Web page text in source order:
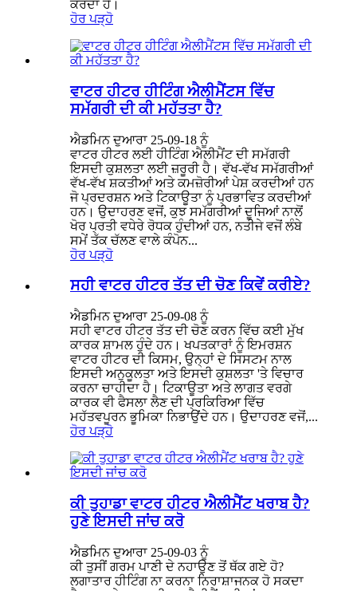
ਕਰਦਾ ਹੈ।
ਹੋਰ ਪੜ੍ਹੋ
ਵਾਟਰ ਹੀਟਰ ਹੀਟਿੰਗ ਐਲੀਮੈਂਟਸ ਵਿੱਚ
ਸਮੱਗਰੀ ਦੀ ਕੀ ਮਹੱਤਤਾ ਹੈ?
ਐਡਮਿਨ ਦੁਆਰਾ 25-09-18 ਨੂੰ
ਵਾਟਰ ਹੀਟਰ ਲਈ ਹੀਟਿੰਗ ਐਲੀਮੈਂਟ ਦੀ ਸਮੱਗਰੀ
ਇਸਦੀ ਕੁਸ਼ਲਤਾ ਲਈ ਜ਼ਰੂਰੀ ਹੈ। ਵੱਖ-ਵੱਖ ਸਮੱਗਰੀਆਂ
ਵੱਖ-ਵੱਖ ਸ਼ਕਤੀਆਂ ਅਤੇ ਕਮਜ਼ੋਰੀਆਂ ਪੇਸ਼ ਕਰਦੀਆਂ ਹਨ
ਜੋ ਪ੍ਰਦਰਸ਼ਨ ਅਤੇ ਟਿਕਾਊਤਾ ਨੂੰ ਪ੍ਰਭਾਵਿਤ ਕਰਦੀਆਂ
ਹਨ। ਉਦਾਹਰਣ ਵਜੋਂ, ਕੁਝ ਸਮੱਗਰੀਆਂ ਦੂਜਿਆਂ ਨਾਲੋਂ
ਖੋਰ ਪ੍ਰਤੀ ਵਧੇਰੇ ਰੋਧਕ ਹੁੰਦੀਆਂ ਹਨ, ਨਤੀਜੇ ਵਜੋਂ ਲੰਬੇ
ਸਮੇਂ ਤੱਕ ਚੱਲਣ ਵਾਲੇ ਕੰਪੋਨ...
ਹੋਰ ਪੜ੍ਹੋ
ਸਹੀ ਵਾਟਰ ਹੀਟਰ ਤੱਤ ਦੀ ਚੋਣ ਕਿਵੇਂ ਕਰੀਏ?
ਐਡਮਿਨ ਦੁਆਰਾ 25-09-08 ਨੂੰ
ਸਹੀ ਵਾਟਰ ਹੀਟਰ ਤੱਤ ਦੀ ਚੋਣ ਕਰਨ ਵਿੱਚ ਕਈ ਮੁੱਖ
ਕਾਰਕ ਸ਼ਾਮਲ ਹੁੰਦੇ ਹਨ। ਖਪਤਕਾਰਾਂ ਨੂੰ ਇਮਰਸ਼ਨ
ਵਾਟਰ ਹੀਟਰ ਦੀ ਕਿਸਮ, ਉਨ੍ਹਾਂ ਦੇ ਸਿਸਟਮ ਨਾਲ
ਇਸਦੀ ਅਨੁਕੂਲਤਾ ਅਤੇ ਇਸਦੀ ਕੁਸ਼ਲਤਾ 'ਤੇ ਵਿਚਾਰ
ਕਰਨਾ ਚਾਹੀਦਾ ਹੈ। ਟਿਕਾਊਤਾ ਅਤੇ ਲਾਗਤ ਵਰਗੇ
ਕਾਰਕ ਵੀ ਫੈਸਲਾ ਲੈਣ ਦੀ ਪ੍ਰਕਿਰਿਆ ਵਿੱਚ
ਮਹੱਤਵਪੂਰਨ ਭੂਮਿਕਾ ਨਿਭਾਉਂਦੇ ਹਨ। ਉਦਾਹਰਣ ਵਜੋਂ,...
ਹੋਰ ਪੜ੍ਹੋ
ਕੀ ਤੁਹਾਡਾ ਵਾਟਰ ਹੀਟਰ ਐਲੀਮੈਂਟ ਖਰਾਬ ਹੈ?
ਹੁਣੇ ਇਸਦੀ ਜਾਂਚ ਕਰੋ
ਐਡਮਿਨ ਦੁਆਰਾ 25-09-03 ਨੂੰ
ਕੀ ਤੁਸੀਂ ਗਰਮ ਪਾਣੀ ਦੇ ਨਹਾਉਣ ਤੋਂ ਥੱਕ ਗਏ ਹੋ?
ਲਗਾਤਾਰ ਹੀਟਿੰਗ ਨਾ ਕਰਨਾ ਨਿਰਾਸ਼ਾਜਨਕ ਹੋ ਸਕਦਾ